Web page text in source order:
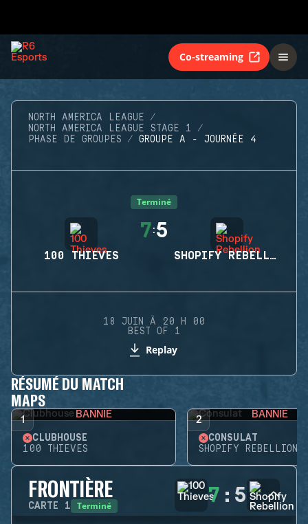
Co-streaming
NORTH AMERICA LEAGUE
NORTH AMERICA LEAGUE STAGE 1
PHASE DE GROUPES
GROUPE A - JOURNÉE 4
Terminé
100 THIEVES
7:5
SHOPIFY REBELLION
18 JUIN À 20 H 00
BEST OF 1
Replay
RÉSUMÉ DU MATCH
MAPS
1 BANNIE
CLUBHOUSE
100 THIEVES
2 BANNIE
CONSULAT
SHOPIFY REBELLION
FRONTIÈRE
CARTE 1 Terminé 7 : 5